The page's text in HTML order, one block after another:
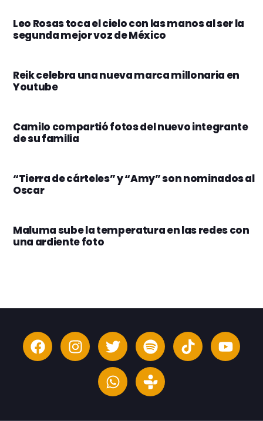
Leo Rosas toca el cielo con las manos al ser la
segunda mejor voz de México
Reik celebra una nueva marca millonaria en
Youtube
Camilo compartió fotos del nuevo integrante
de su familia
“Tierra de cárteles” y “Amy” son nominados al
Oscar
Maluma sube la temperatura en las redes con
una ardiente foto